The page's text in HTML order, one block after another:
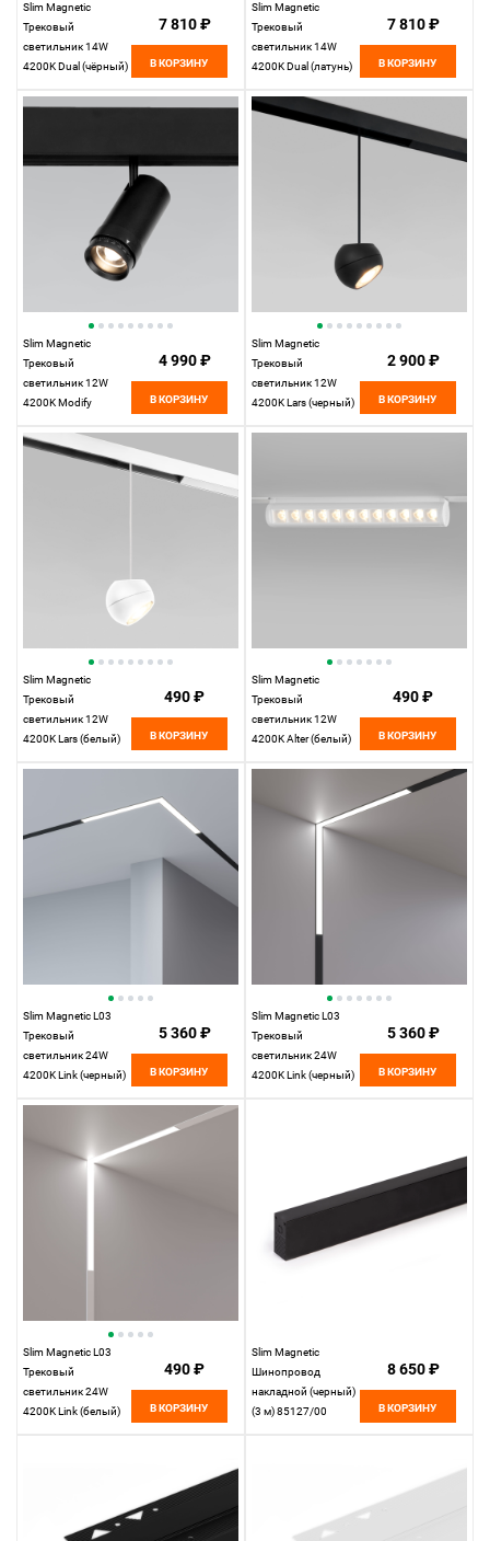
Slim Magnetic
Трековый
светильник 14W
4200K Dual (чёрный)
Elektrostandard
7 810 ₽
В КОРЗИНУ
Slim Magnetic
Трековый
светильник 14W
4200K Dual (латунь)
Elektrostandard
7 810 ₽
В КОРЗИНУ
Slim Magnetic
Трековый
светильник 12W
4200K Modify
Elektrostandard
4 990 ₽
В КОРЗИНУ
Slim Magnetic
Трековый
светильник 12W
4200K Lars (черный)
2 900 ₽
В КОРЗИНУ
Slim Magnetic
Трековый
светильник 12W
4200K Lars (белый)
490 ₽
В КОРЗИНУ
Slim Magnetic
Трековый
светильник 12W
4200K Alter (белый)
490 ₽
В КОРЗИНУ
Slim Magnetic L03
Трековый
светильник 24W
4200K Link (черный)
5 360 ₽
В КОРЗИНУ
Slim Magnetic L03
Трековый
светильник 24W
4200K Link (черный)
5 360 ₽
В КОРЗИНУ
Slim Magnetic L03
Трековый
светильник 24W
4200K Link (белый)
490 ₽
В КОРЗИНУ
Slim Magnetic
Шинопровод
накладной (черный)
(3 м) 85127/00
8 650 ₽
В КОРЗИНУ